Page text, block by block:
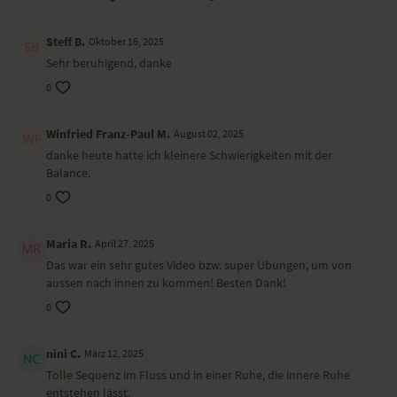
YogaEasy hat dieses Yoga-Video für dich gedreht,
zu spüren, um langfristig Krankheiten zu vermeiden.
Besondere Yoga-Übungen (Asanas)
Sammeln in der Kraft des Beckens
die Flügel ausbreiten
Bahya Kumbhaka – Atempause in der Leere
Halbmondsichel
der Halbmond – Ardha Chandrāsana
Mantra-Meditation: Ruhe
Wirkung und Vorteile der Yoga-Übungs-Sequenz
Erdende und beruhigende Wirkung
Steff B. Oktober 16, 2025
Sehr beruhigend, danke
0
Winfried Franz-Paul M. August 02, 2025
danke heute hatte ich kleinere Schwierigkeiten mit der
Balance.
0
Maria R. April 27, 2025
Das war ein sehr gutes Video bzw. super Übungen, um von
aussen nach innen zu kommen! Besten Dank!
0
nini C. März 12, 2025
Tolle Sequenz im Fluss und in einer Ruhe, die innere Ruhe
entstehen lässt.